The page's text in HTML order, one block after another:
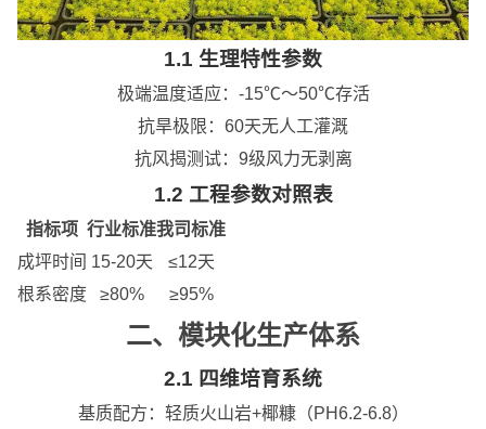
1.1 生理特性参数
极端温度适应：-15℃～50℃存活
抗旱极限：60天无人工灌溉
抗风揭测试：9级风力无剥离
1.2 工程参数对照表
指标项 行业标准我司标准
成坪时间 15-20天
≤12天
根系密度
≥80% ≥95%
二、模块化生产体系
2.1 四维培育系统
基质配方：轻质火山岩+椰糠（PH6.2-6.8）